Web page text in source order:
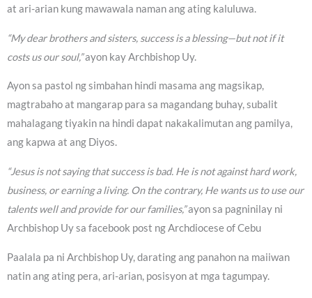
at ari-arian kung mawawala naman ang ating kaluluwa.
“My dear brothers and sisters, success is a blessing—but not if it
costs us our soul,”ayon kay Archbishop Uy.
Ayon sa pastol ng simbahan hindi masama ang magsikap,
magtrabaho at mangarap para sa magandang buhay, subalit
mahalagang tiyakin na hindi dapat nakakalimutan ang pamilya,
ang kapwa at ang Diyos.
“Jesus is not saying that success is bad. He is not against hard work,
business, or earning a living. On the contrary, He wants us to use our
talents well and provide for our families,”ayon sa pagninilay ni
Archbishop Uy sa facebook post ng Archdiocese of Cebu
Paalala pa ni Archbishop Uy, darating ang panahon na maiiwan
natin ang ating pera, ari-arian, posisyon at mga tagumpay.